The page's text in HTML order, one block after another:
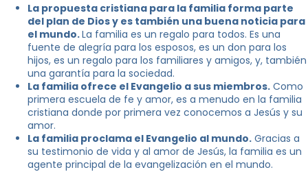
La propuesta cristiana para la familia forma parte
del plan de Dios y es también una buena noticia para
el mundo.La familia es un regalo para todos. Es una
fuente de alegría para los esposos, es un don para los
hijos, es un regalo para los familiares y amigos, y, también
una garantía para la sociedad.
La familia ofrece el Evangelio a sus miembros. Como
primera escuela de fe y amor, es a menudo en la familia
cristiana donde por primera vez conocemos a Jesús y su
amor.
La familia proclama el Evangelio al mundo. Gracias a
su testimonio de vida y al amor de Jesús, la familia es un
agente principal de la evangelización en el mundo.